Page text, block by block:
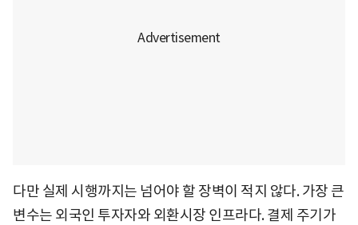
다만 실제 시행까지는 넘어야 할 장벽이 적지 않다. 가장 큰
변수는 외국인 투자자와 외환시장 인프라다. 결제 주기가